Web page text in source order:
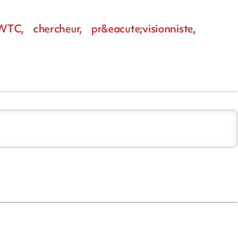
chercheur, pr&eacute;visionniste,